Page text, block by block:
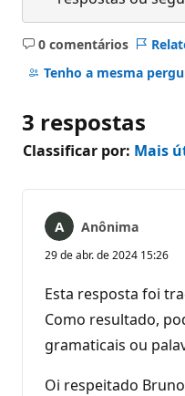
0 comentários
Sem
comentários
Tenho a mesma
3 respostas
Classificar por: Mais
Anônima
29 de abr. de 2024 15:26
Esta resposta foi
Como resultado,
gramaticais ou
Oi respeitado